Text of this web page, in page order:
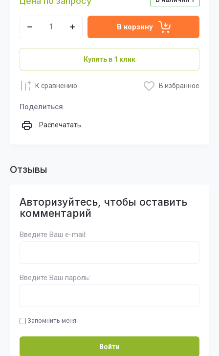
В корзину
Купить в 1 клик
К сравнению В избранное
Поделиться
Распечатать
Отзывы
Авторизуйтесь, чтобы оставить
комментарий
Введите Ваш e-mail:
Введите Ваш пароль:
Запомнить меня
Войти